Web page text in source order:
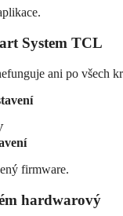
System TCL
ani po všech
firmware.
hardwarový